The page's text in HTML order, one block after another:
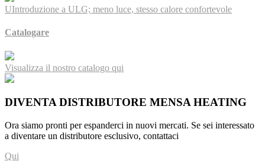
UIntroduzione a ULG; meno luce, stesso calore confortevole
Catalogare
Visualizza il nostro catalogo qui
DIVENTA DISTRIBUTORE MENSA HEATING
Ora siamo pronti per espanderci in nuovi mercati. Se sei interessato
a diventare un distributore esclusivo, contattaci
Qui